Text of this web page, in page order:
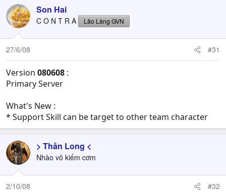
Son Hai
C O N T R A Lão Làng GVN
27/6/08 #31
Version 080608 :
Primary Server
What's New :
* Support Skill can be target to other team character
> Thần Long <
Nhào vô kiếm cơm
2/10/08 #32